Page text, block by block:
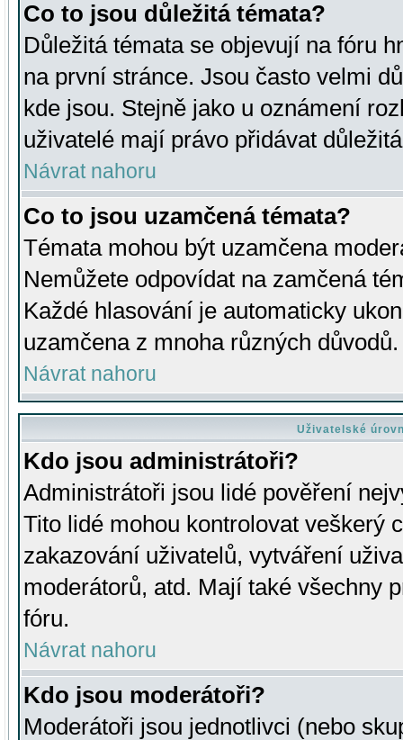
Co to jsou důležitá témata?
Důležitá témata se objevují na fóru
na první stránce. Jsou často velmi
kde jsou. Stejně jako u oznámení
uživatelé mají právo přidávat
Návrat nahoru
Co to jsou uzamčená témata?
Témata mohou být uzamčena
Nemůžete odpovídat na zamčená
Každé hlasování je automaticky
uzamčena z mnoha různých důvodů.
Návrat nahoru
Uživatelské
Kdo jsou administrátoři?
Administrátoři jsou lidé pověření
Tito lidé mohou kontrolovat veškerý
zakazování uživatelů, vytváření
moderátorů, atd. Mají také všechny
fóru.
Návrat nahoru
Kdo jsou moderátoři?
Moderátoři jsou jednotlivci (nebo